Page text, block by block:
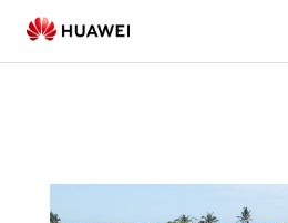
5.58
kWp
dân